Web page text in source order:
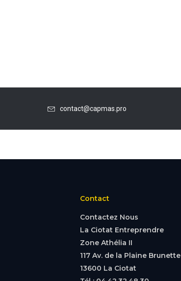
contact@capmas.pro
Contact
Contactez Nous
La Ciotat Entreprendre
Zone Athélia II
117 Av. de la Plaine Brunette
13600 La Ciotat